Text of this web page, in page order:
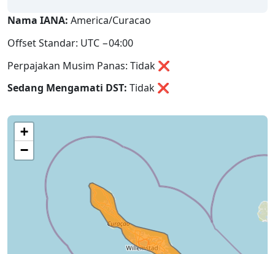
Nama IANA: America/Curacao
Offset Standar: UTC −04:00
Perpajakan Musim Panas: Tidak ❌
Sedang Mengamati DST: Tidak ❌
+
−